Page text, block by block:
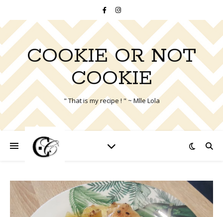
COOKIE OR NOT
COOKIE
" That is my recipe ! " ~ Mlle Lola